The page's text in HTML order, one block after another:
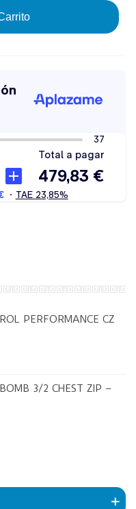
PERFORMANCE CZ
3/2 CHEST ZIP –